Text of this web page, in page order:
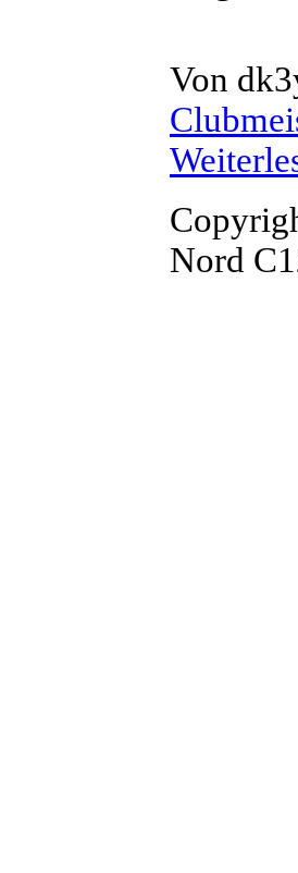
Von
Nord